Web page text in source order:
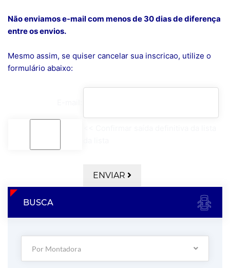
Não enviamos e-mail com menos de 30 dias de diferença
entre os envios.
Mesmo assim, se quiser cancelar sua inscricao, utilize o
formulário abaixo:
ENVIAR
BUSCA
Por Montadora